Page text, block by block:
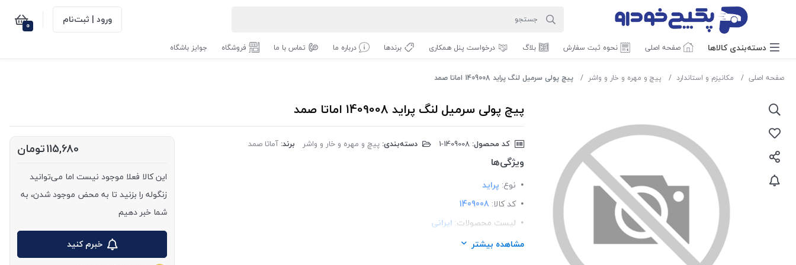
ورود | ثبت‌نام 0
دسته‌بندی‌ کالاها صفحه اصلی نحوه ثبت سفارش بلاگ درخواست پنل همکاری برندها درباره ما تماس با ما فروشگاه جوایز باشگاه
صفحه اصلی مکانیزم و استاندارد پیچ و مهره و خار و واشر پیچ پولی سرمیل لنگ پراید 1409008 اماتا صمد
پیچ پولی سرمیل لنگ پراید 1409008 اماتا صمد
کد محصول: دسته‌بندی: پیچ و مهره و خار و واشر برند: آماتا صمد
ویژگی‌ها
نوع: پراید
کد کالا: 1409008
لیست محصولات: ایرانی
برند:اماتا صمد
مشاهده بیشتر
115,680تومان
این کالا فعلا موجود نیست اما می‌توانید
زنگوله را بزنید تا به محض موجود شدن، به
شما خبر دهیم
خبرم کنید